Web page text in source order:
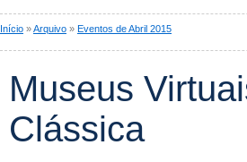
Início »Arquivo » Eventos de Abril 2015
Museus
Clássica